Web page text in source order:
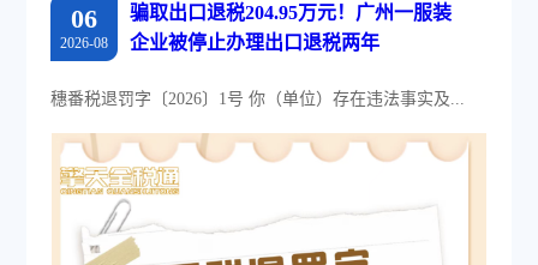
06
2026-08
骗取出口退税204.95万元！广州一服装
企业被停止办理出口退税两年
穗番税退罚字〔2026〕1号 你（单位）存在违法事实及...